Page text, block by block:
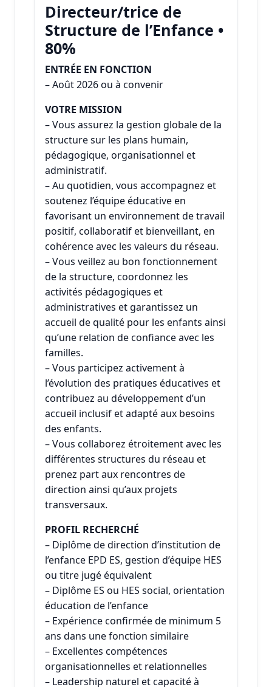
Directeur/trice de
Structure de l’Enfance •
80%
ENTRÉE EN FONCTION
– Août 2026 ou à convenir
VOTRE MISSION
– Vous assurez la gestion globale de la
structure sur les plans humain,
pédagogique, organisationnel et
administratif.
– Au quotidien, vous accompagnez et
soutenez l’équipe éducative en
favorisant un environnement de travail
positif, collaboratif et bienveillant, en
cohérence avec les valeurs du réseau.
– Vous veillez au bon fonctionnement
de la structure, coordonnez les
activités pédagogiques et
administratives et garantissez un
accueil de qualité pour les enfants ainsi
qu’une relation de confiance avec les
familles.
– Vous participez activement à
l’évolution des pratiques éducatives et
contribuez au développement d’un
accueil inclusif et adapté aux besoins
des enfants.
– Vous collaborez étroitement avec les
différentes structures du réseau et
prenez part aux rencontres de
direction ainsi qu’aux projets
transversaux.
PROFIL RECHERCHÉ
– Diplôme de direction d’institution de
l’enfance EPD ES, gestion d’équipe HES
ou titre jugé équivalent
– Diplôme ES ou HES social, orientation
éducation de l’enfance
– Expérience confirmée de minimum 5
ans dans une fonction similaire
– Excellentes compétences
organisationnelles et relationnelles
– Leadership naturel et capacité à